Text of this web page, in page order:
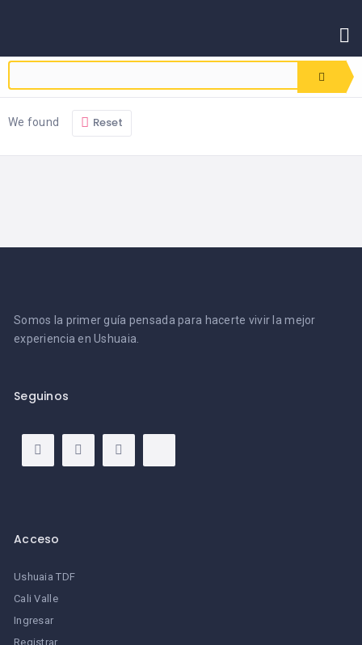
CONTACTO
We found Reset
Somos la primer guía pensada para hacerte vivir la mejor
experiencia en Ushuaia.
Seguinos
Acceso
Ushuaia TDF
Cali Valle
Ingresar
Registrar